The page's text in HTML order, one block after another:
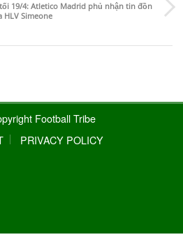
19/4: Atletico Madrid phủ nhận tin đồn
HLV Simeone
Football Tribe
PRIVACY POLICY